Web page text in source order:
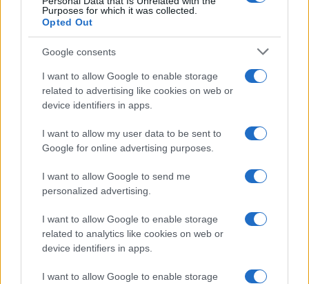
Purposes for which it was collected.
Opted Out
Google consents
I want to allow Google to enable storage
related to advertising like cookies on web or
device identifiers in apps.
I want to allow my user data to be sent to
Google for online advertising purposes.
I want to allow Google to send me
personalized advertising.
I want to allow Google to enable storage
related to analytics like cookies on web or
device identifiers in apps.
I want to allow Google to enable storage
Gli autori chiamano questi effetti «vantaggi
invisibili». Ed è una definizione perfetta. Perché la
politica vive di ciò che si vede, mentre l’economia
produce spesso risultati che si vedranno soltanto
domani. L’esempio dell’automobile è
particolarmente efficace. A prima vista sostituisce
il cavallo e distrugge un intero ecosistema
economico. Ma subito dopo genera industrie
officine, infrastrutture, assicurazioni, finanza.
Persino il modo di abitare cambia. Nascono le
periferie moderne, aumenta la mobilità,si amplia
la libertà individuale. Il punto non è che
nessuno perde. Il punto è che la società nel suo
complesso guadagna.